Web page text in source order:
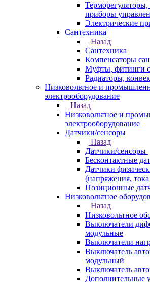
Терморегуляторы,
приборы
Электрические
Сантехника
Назад
Сантехника
Компенсаторы
Муфты, фитинги
Радиаторы,
Низковольтное и
электрооборудование
Назад
Низковольтное и
электрооборудование
Датчики/сенсоры
Назад
Датчики/сенсоры
Бесконтактные
Датчики
(напряжения,
Позиционные
Низковольтное
Назад
Низковольтное
Выключатели
модульные
Выключатели
Выключатель
модульный
Выключатель
Дополнительные